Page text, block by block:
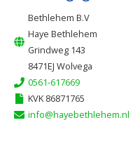
Bethlehem B.V
Haye Bethlehem
Grindweg 143
8471EJ Wolvega
0561-617669
KVK 86871765
info@hayebethlehem.nl